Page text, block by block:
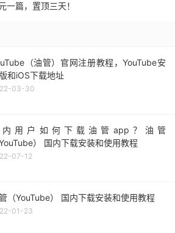
一篇，置顶三天！
（油管）官网注册教程，YouTube安
和iOS下载地址
03-30
内用户如何下载油管app？油管
YouTube） 国内下载安装和使用教程
07-12
（YouTube） 国内下载安装和使用教程
01-23